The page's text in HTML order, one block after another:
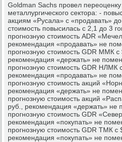
Goldman Sachs провел
металлургического сектора: -
акциям «Русала» с «продавать»
стоимость повысилась с 2,1 до 3
прогнозную стоимость ADR
рекомендация «продавать» не
прогнозную стоимость GDR ММК с
рекомендация «держать» не
прогнозную стоимость GDR НЛМК
рекомендация «продавать» не
прогнозную стоимость акций
рекомендация «держать» не
прогнозную стоимость акций
руб., рекомендация «держать» не
прогнозную стоимость GDR
рекомендация «покупать» не
прогнозную стоимость GDR ТМК с
рекомендация «покупать» не